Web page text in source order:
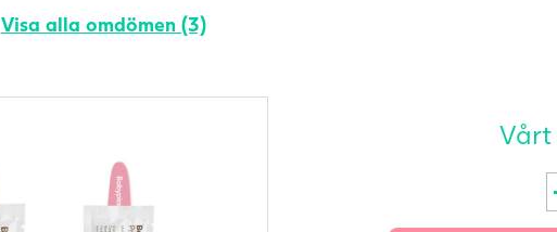
Visa alla omdömen (3)
-